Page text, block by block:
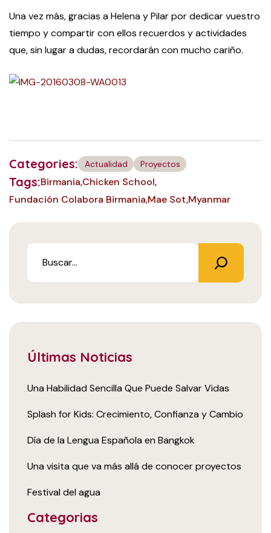
Una vez más, gracias a Helena y Pilar por dedicar vuestro
tiempo y compartir con ellos recuerdos y actividades
que, sin lugar a dudas, recordarán con mucho cariño.
Categories: Actualidad Proyectos
Tags:Birmania Chicken School
Fundación Colabora Birmania Mae Sot Myanmar
Últimas Noticias
Una Habilidad Sencilla Que Puede Salvar Vidas
Splash for Kids: Crecimiento, Confianza y Cambio
Día de la Lengua Española en Bangkok
Una visita que va más allá de conocer proyectos
Festival del agua
Categorias